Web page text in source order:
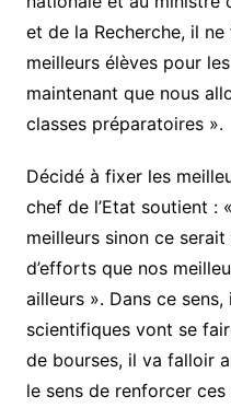
et de la Recherche, il
meilleurs élèves pour
maintenant que nous
classes préparatoires ».
Décidé à fixer les
chef de l’Etat soutient :
meilleurs sinon ce
d’efforts que nos
ailleurs ». Dans ce
scientifiques vont se
de bourses, il va falloir
le sens de renforcer